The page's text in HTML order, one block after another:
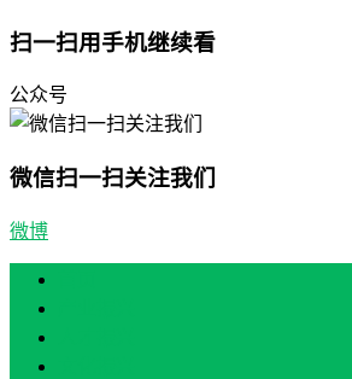
扫一扫用手机继续看
公众号
微信扫一扫关注我们
微博